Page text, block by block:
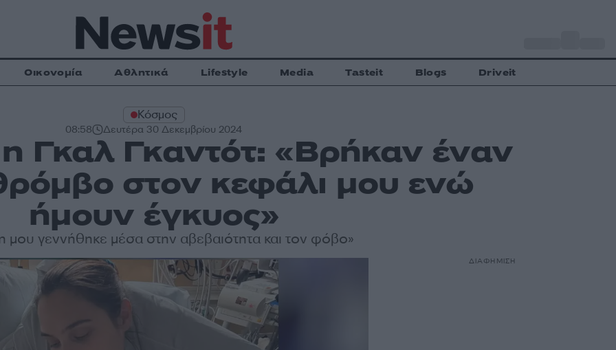
Οικονομία Αθλητικά Lifestyle Media Tasteit Blogs Driveit
Κόσμος
08:58 Δευτέρα 30 Δεκεμβρίου 2024
η Γκαλ Γκαντότ: «Βρήκαν έναν
στον κεφάλι μου ενώ
ήμουν έγκυος»
μου γεννήθηκε μέσα στην αβεβαιότητα και τον φόβο»
ΔΙΑΦΗΜΙΣΗ